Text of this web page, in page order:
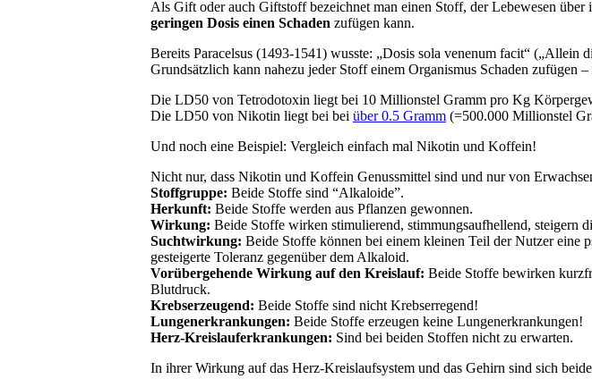
Als Gift oder auch Giftstoff bezeichnet man einen Stoff, der Lebewesen
geringen Dosis einen Schaden zufügen kann.
Bereits Paracelsus (1493-1541) wusste: „Dosis sola venenum facit“ („Allein
Grundsätzlich kann nahezu jeder Stoff einem Organismus Schaden zufügen
Die LD50 von Tetrodotoxin liegt bei 10 Millionstel Gramm pro Kg
Die LD50 von Nikotin liegt bei bei über 0.5 Gramm (=500.000 Millionstel
Und noch eine Beispiel: Vergleich einfach mal Nikotin und Koffein!
Nicht nur, dass Nikotin und Koffein Genussmittel sind und nur von
Stoffgruppe: Beide Stoffe sind “Alkaloide”.
Herkunft: Beide Stoffe werden aus Pflanzen gewonnen.
Wirkung: Beide Stoffe wirken stimulierend, stimmungsaufhellend, steigern
Suchtwirkung: Beide Stoffe können bei einem kleinen Teil der Nutzer eine
gesteigerte Toleranz gegenüber dem Alkaloid.
Vorübergehende Wirkung auf den Kreislauf: Beide Stoffe bewirken
Blutdruck.
Krebserzeugend: Beide Stoffe sind nicht Krebserregend!
Lungenerkrankungen: Beide Stoffe erzeugen keine Lungenerkrankungen!
Herz-Kreislauferkrankungen: Sind bei beiden Stoffen nicht zu erwarten.
In ihrer Wirkung auf das Herz-Kreislaufsystem und das Gehirn sind sich